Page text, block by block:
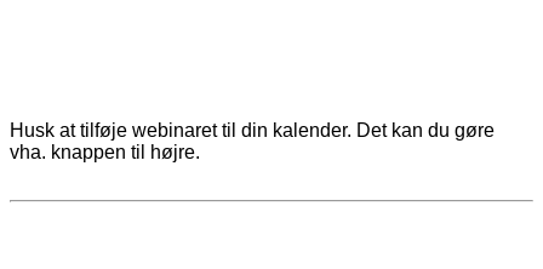
Husk at tilføje webinaret til din kalender. Det kan du gøre
vha. knappen til højre.